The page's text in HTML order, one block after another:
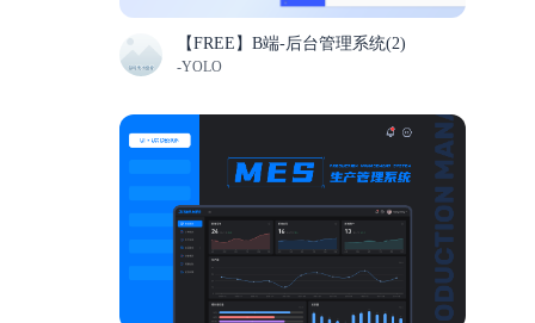
【FREE】B端-后台管理系统(2)
-YOLO